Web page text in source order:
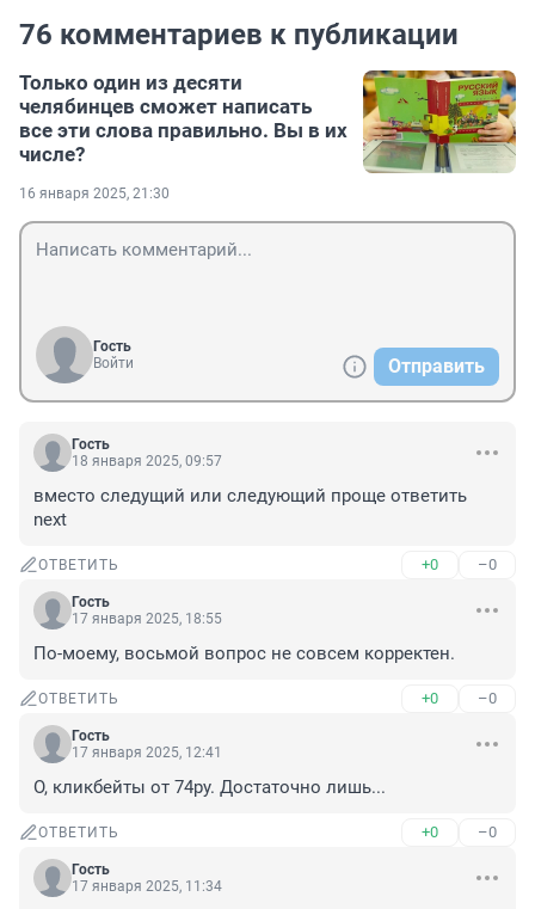
76 комментариев к публикации
Только один из десяти
челябинцев сможет написать
все эти слова правильно. Вы в их
числе?
16 января 2025, 21:30
Гость
Войти
Отправить
Гость
18 января 2025, 09:57
вместо следущий или следующий проще ответить
next
ОТВЕТИТЬ +0 –0
Гость
17 января 2025, 18:55
По-моему, восьмой вопрос не совсем корректен.
ОТВЕТИТЬ +0 –0
Гость
17 января 2025, 12:41
О, кликбейты от 74ру. Достаточно лишь...
ОТВЕТИТЬ +0 –0
Гость
17 января 2025, 11:34